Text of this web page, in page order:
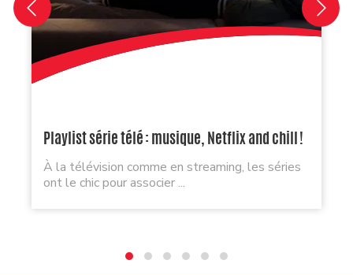
Playlist série télé : musique, Netflix and chill !
À la télévision comme en streaming, les séries
ont le chic pour associer ...